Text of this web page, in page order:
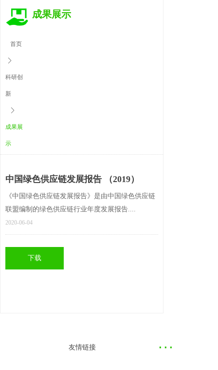
成果展示
首页
ꄲ
科研创
新
ꄲ
成果展
示
中国绿色供应链发展报告 （2019）
《中国绿色供应链发展报告》是由中国绿色供应链
联盟编制的绿色供应链行业年度发展报告....
2020-06-04
下载
友情链接 ···